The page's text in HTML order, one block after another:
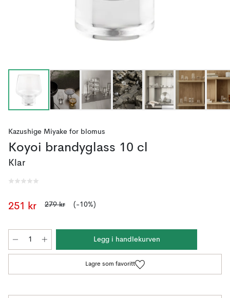
Kazushige Miyake for blomus
Koyoi brandyglass 10 cl
Klar
251 kr 279 kr (-10%)
Legg i handlekurven
Lagre som favoritt